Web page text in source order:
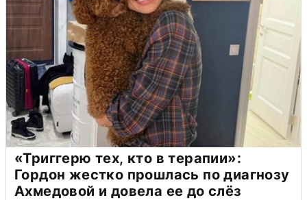
«Триггерю тех, кто в терапии»:
Гордон жестко прошлась по диагнозу
Ахмедовой и довела ее до слёз